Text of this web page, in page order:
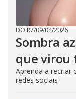
DO R7/09/04/2026
Sombra
que virou
Aprenda a recriar
redes sociais